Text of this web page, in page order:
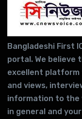
Bangladeshi First
portal. We believe
excellent platform
and views,
information to the
in general and